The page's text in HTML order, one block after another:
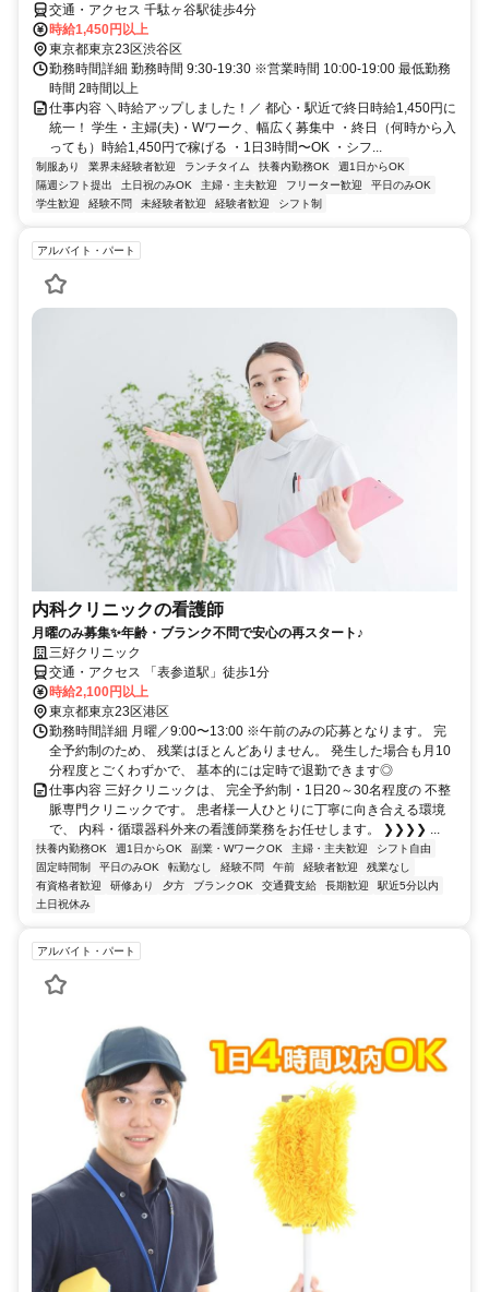
交通・アクセス 千駄ヶ谷駅徒歩4分
時給1,450円以上
東京都東京23区渋谷区
勤務時間詳細 勤務時間 9:30-19:30 ※営業時間 10:00-19:00 最低勤務
時間 2時間以上
仕事内容 ＼時給アップしました！／ 都心・駅近で終日時給1,450円に
統一！ 学生・主婦(夫)・Wワーク、幅広く募集中 ・終日（何時から入
っても）時給1,450円で稼げる ・1日3時間〜OK ・シフ...
制服あり 業界未経験者歓迎 ランチタイム 扶養内勤務OK
週1日からOK
隔週シフト提出
土日祝のみOK 主婦・主夫歓迎 フリーター歓迎
平日のみOK
学生歓迎
経験不問 未経験者歓迎 経験者歓迎 シフト制
アルバイト・パート
内科クリニックの看護師
月曜のみ募集✨年齢・ブランク不問で安心の再スタート♪
三好クリニック
交通・アクセス 「表参道駅」徒歩1分
時給2,100円以上
東京都東京23区港区
勤務時間詳細 月曜／9:00〜13:00 ※午前のみの応募となります。 完
全予約制のため、 残業はほとんどありません。 発生した場合も月10
分程度とごくわずかで、 基本的には定時で退勤できます◎
仕事内容 三好クリニックは、 完全予約制・1日20～30名程度の 不整
脈専門クリニックです。 患者様一人ひとりに丁寧に向き合える環境
で、 内科・循環器科外来の看護師業務をお任せします。 ❯❯❯❯ ...
扶養内勤務OK 週1日からOK 副業・WワークOK 主婦・主夫歓迎
シフト自由
固定時間制
平日のみOK 転勤なし 経験不問 午前 経験者歓迎
残業なし
有資格者歓迎
研修あり 夕方 ブランクOK 交通費支給 長期歓迎
駅近5分以内
土日祝休み
アルバイト・パート